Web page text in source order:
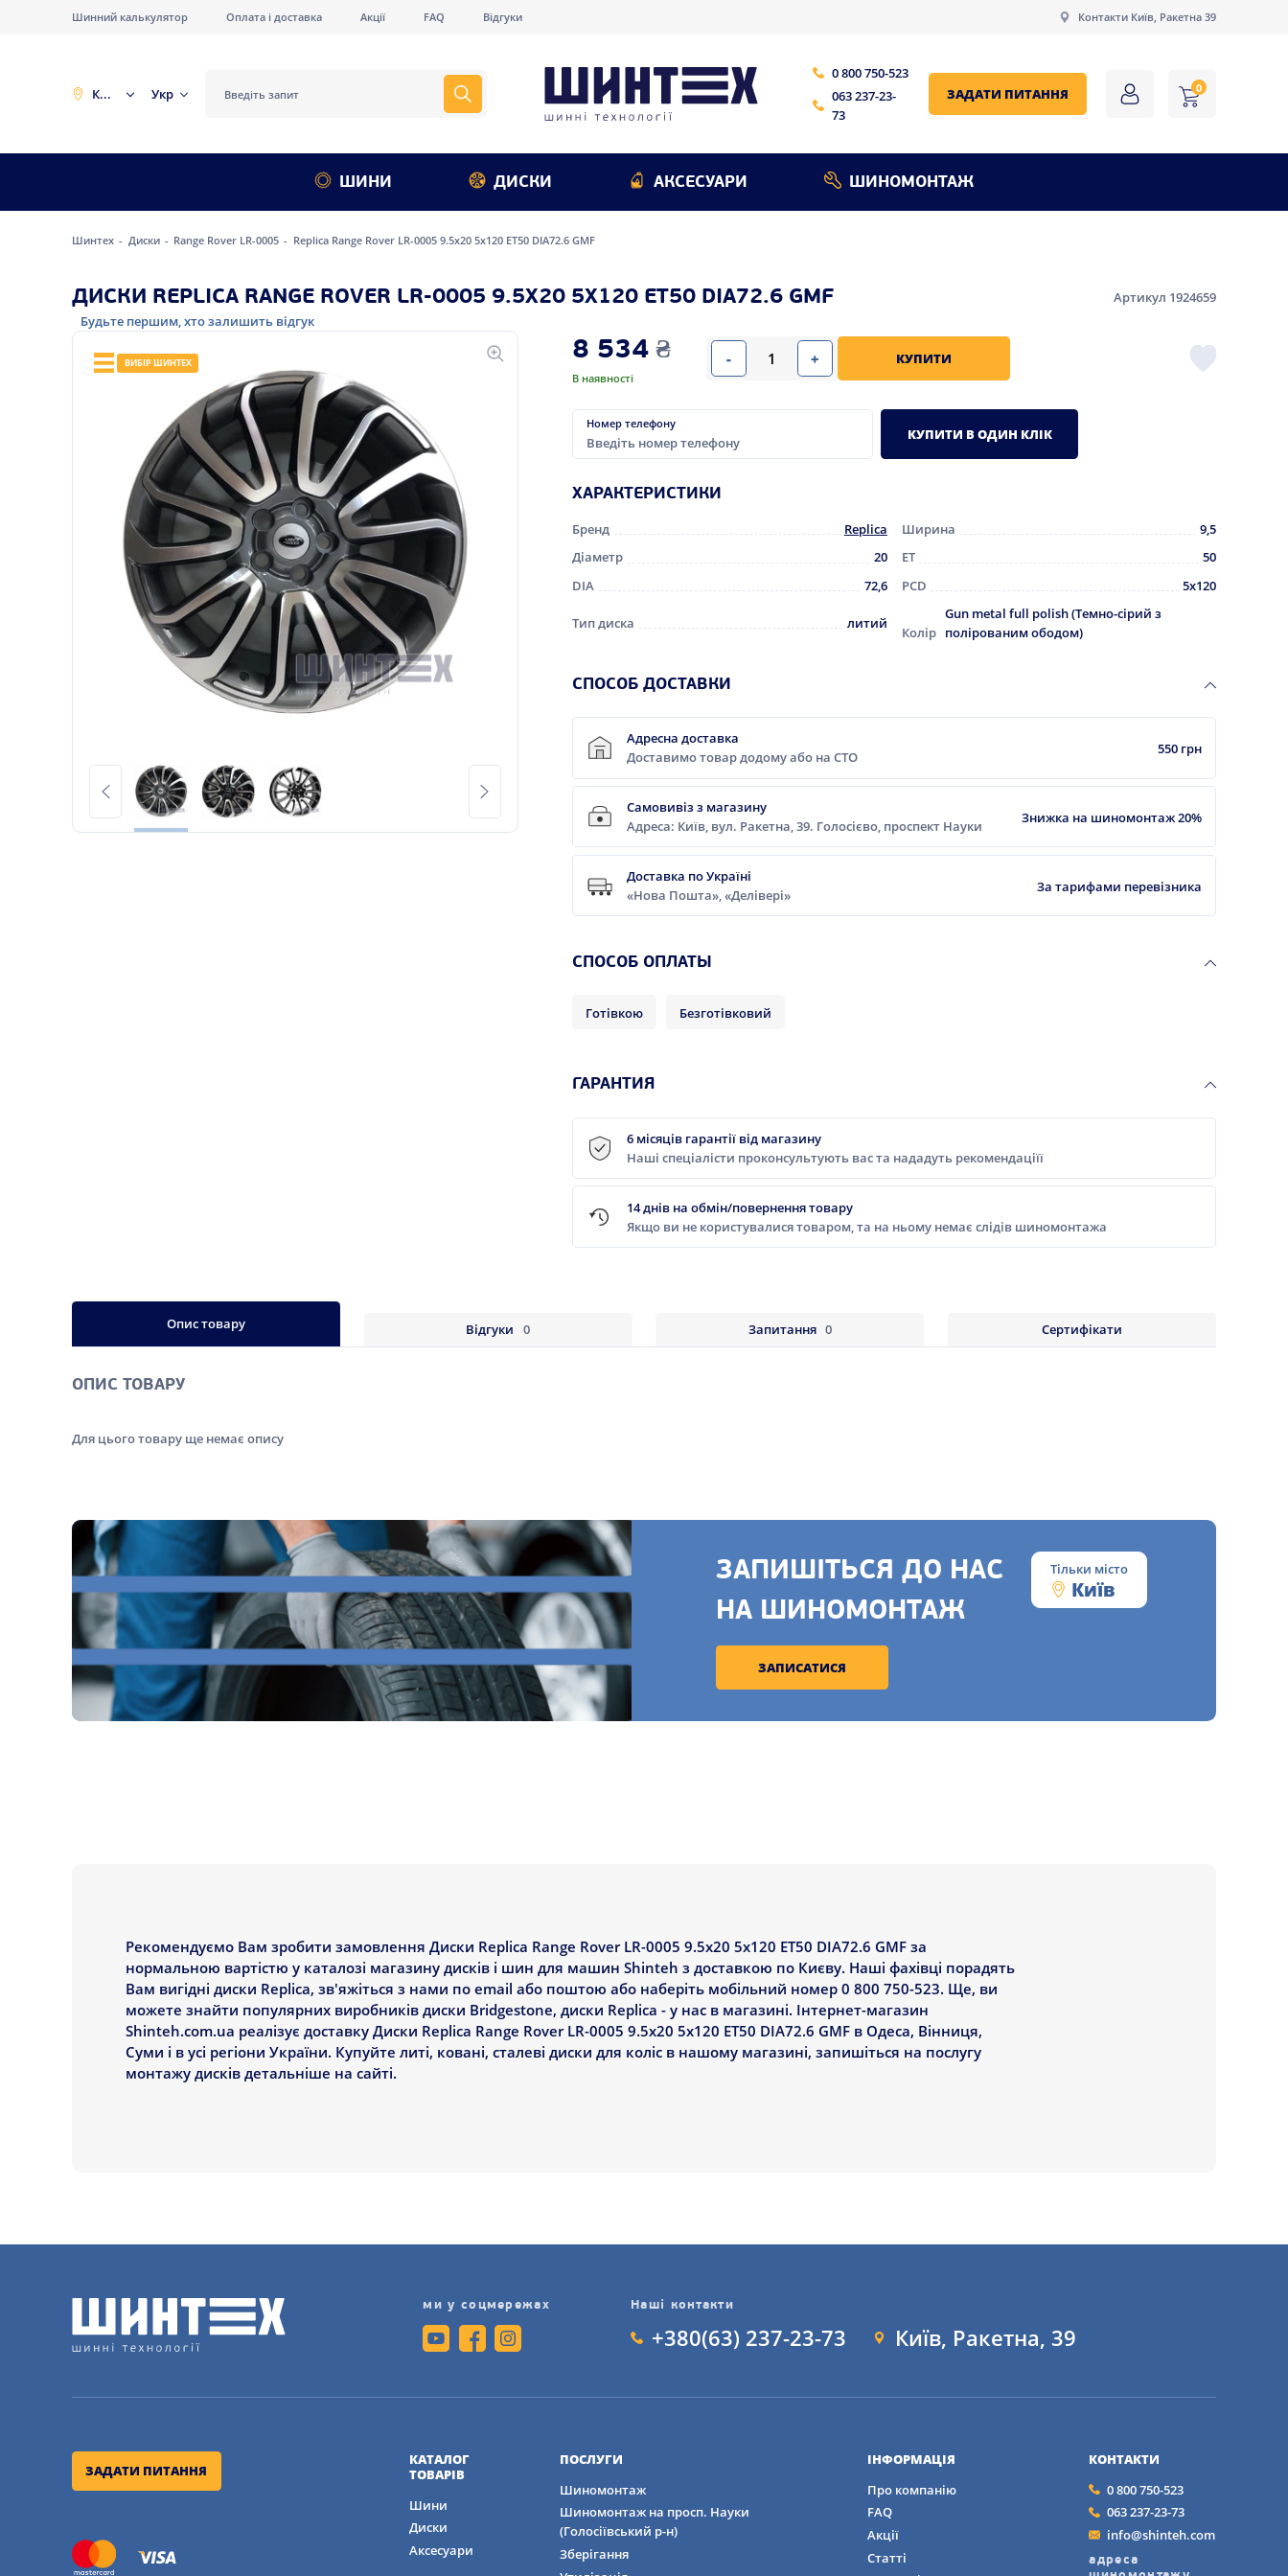
Шинний калькулятор Оплата і доставка Акції FAQ Відгуки Контакти Київ, Ракетна 39
Київ Укр
0 800 750-523
063 237-23-
73
ЗАДАТИ ПИТАННЯ 0
ШИНИ ДИСКИ АКСЕСУАРИ ШИНОМОНТАЖ
Шинтех Диски Range Rover LR-0005 Replica Range Rover LR-0005 9.5x20 5x120 ET50 DIA72.6 GMF
ДИСКИ REPLICA RANGE ROVER LR-0005 9.5X20 5X120 ET50 DIA72.6 GMF
Артикул 1924659
Будьте першим, хто залишить відгук
ВИБІР ШИНТЕХ 8 534 ₴
В наявності
- + КУПИТИ
Номер телефону
КУПИТИ В ОДИН КЛІК
ХАРАКТЕРИСТИКИ
Бренд Replica Ширина
9,5
Діаметр
20 ET
50
DIA
72,6 PCD 5x120
Тип диска литий
Колір
Gun metal full polish (Темно-сірий з
полірованим ободом)
CПОСОБ ДОСТАВКИ
Адресна доставка
Доставимо товар додому або на СТО
550 грн
Самовивіз з магазину
Адреса: Київ, вул. Ракетна, 39. Голосієво, проспект Науки
Знижка на шиномонтаж 20%
Доставка по Україні
«Нова Пошта», «Делівері»
За тарифами перевізника
CПОСОБ ОПЛАТЫ
Готівкою Безготівковий
ГАРАНТИЯ
6 місяців гарантії від магазину
Наші спеціалісти проконсультують вас та нададуть рекомендаціїї
14 днів на обмін/повернення товару
Якщо ви не користувалися товаром, та на ньому немає слідів шиномонтажа
Опис товару Відгуки 0 Запитання 0 Сертифікати
ОПИС ТОВАРУ
Для цього товару ще немає опису
ЗАПИШІТЬСЯ ДО НАС
НА ШИНОМОНТАЖ
Тільки місто
Київ
ЗАПИСАТИСЯ
Рекомендуємо Вам зробити замовлення Диски Replica Range Rover LR-0005 9.5x20 5x120 ET50 DIA72.6 GMF за
нормальною вартістю у каталозі магазину дисків і шин для машин Shinteh з доставкою по Києву. Наші фахівці порадять
Вам вигідні диски Replica, зв'яжіться з нами по email або поштою або наберіть мобільний номер 0 800 750-523. Ще, ви
можете знайти популярних виробників диски Bridgestone, диски Replica - у нас в магазині. Інтернет-магазин
Shinteh.com.ua реалізує доставку Диски Replica Range Rover LR-0005 9.5x20 5x120 ET50 DIA72.6 GMF в Одеса, Вінниця,
Суми і в усі регіони України. Купуйте литі, ковані, сталеві диски для коліс в нашому магазині, запишіться на послугу
монтажу дисків детальніше на сайті.
ми у соцмережах Наші контакти
+380(63) 237-23-73 Київ, Ракетна, 39
ЗАДАТИ ПИТАННЯ
КАТАЛОГ
ТОВАРІВ
Шини
Диски
Аксесуари
ПОСЛУГИ
Шиномонтаж
Шиномонтаж на просп. Науки
(Голосіївський р-н)
Зберігання
ІНФОРМАЦІЯ
Про компанію
FAQ
Акції
Статті
КОНТАКТИ
0 800 750-523
063 237-23-73
info@shinteh.com
адреса